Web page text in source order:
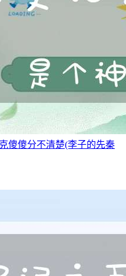
傻傻分不清楚(李子的先秦